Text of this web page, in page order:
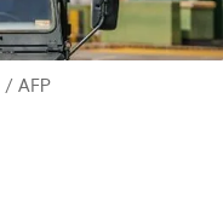
/ AFP